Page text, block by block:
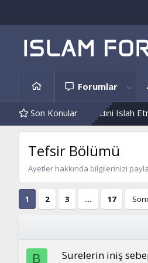
Forumlar
Son Konular
Örnekleri Kendini Islah
Tefsir Bölümü
Ayetler hakkında bilgilerinizi
1 2 3 … 17
B Surelerin iniş